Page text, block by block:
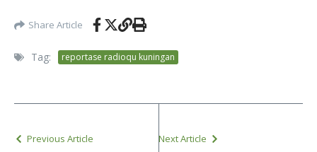
Share Article
Tag: reportase radioqu kuningan
Previous Article Next Article